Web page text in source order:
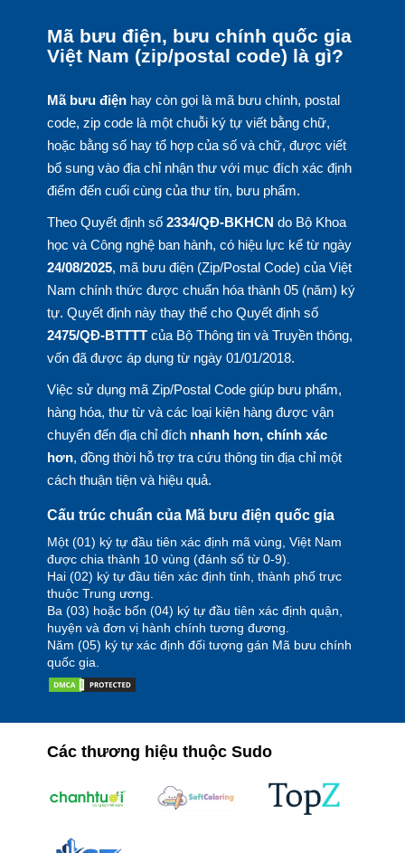
Mã bưu điện, bưu chính quốc gia
Việt Nam (zip/postal code) là gì?
Mã bưu điệnhay còn gọi là mã bưu chính, postal
code, zip code là một chuỗi ký tự viết bằng chữ,
hoặc bằng số hay tổ hợp của số và chữ, được viết
bổ sung vào địa chỉ nhận thư với mục đích xác định
điểm đến cuối cùng của thư tín, bưu phẩm.
Theo Quyết định số 2334/QĐ-BKHCN do Bộ Khoa
học và Công nghệ ban hành, có hiệu lực kể từ ngày
24/08/2025, mã bưu điện (Zip/Postal Code) của Việt
Nam chính thức được chuẩn hóa thành 05 (năm) ký
tự. Quyết định này thay thế cho Quyết định số
2475/QĐ-BTTTTcủa Bộ Thông tin và Truyền thông,
vốn đã được áp dụng từ ngày 01/01/2018.
Việc sử dụng mã Zip/Postal Code giúp bưu phẩm,
hàng hóa, thư từ và các loại kiện hàng được vận
chuyển đến địa chỉ đích nhanh hơn, chính xác
hơn, đồng thời hỗ trợ tra cứu thông tin địa chỉ một
cách thuận tiện và hiệu quả.
Cấu trúc chuẩn của Mã bưu điện quốc gia
Một (01) ký tự đầu tiên xác định mã vùng, Việt Nam
được chia thành 10 vùng (đánh số từ 0-9).
Hai (02) ký tự đầu tiên xác định tỉnh, thành phố trực
thuộc Trung ương.
Ba (03) hoặc bốn (04) ký tự đầu tiên xác định quận,
huyện và đơn vị hành chính tương đương.
Năm (05) ký tự xác định đối tượng gán Mã bưu chính
quốc gia.
Các thương hiệu thuộc Sudo